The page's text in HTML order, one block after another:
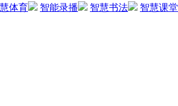
体育 智能录播 智慧书法
智慧课堂